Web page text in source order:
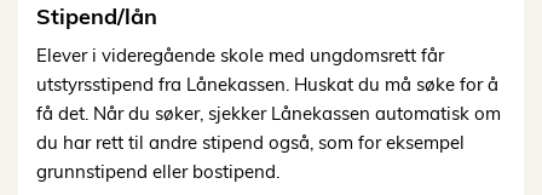
Stipend/lån
Elever i videregående skole med ungdomsrett får
utstyrsstipend fra Lånekassen. Huskat du må søke for å
få det. Når du søker, sjekker Lånekassen automatisk om
du har rett til andre stipend også, som for eksempel
grunnstipend eller bostipend.